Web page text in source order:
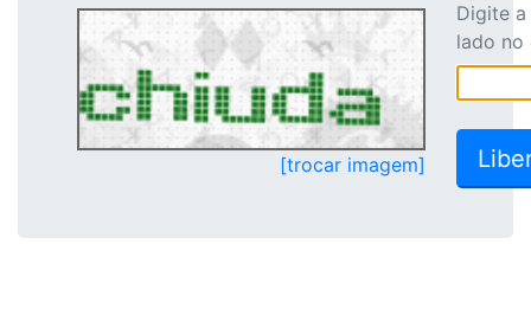
[trocar imagem]
Digite
lado no